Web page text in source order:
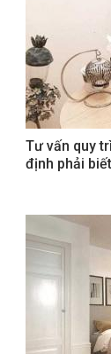
Tư vấn quy
định phải biết